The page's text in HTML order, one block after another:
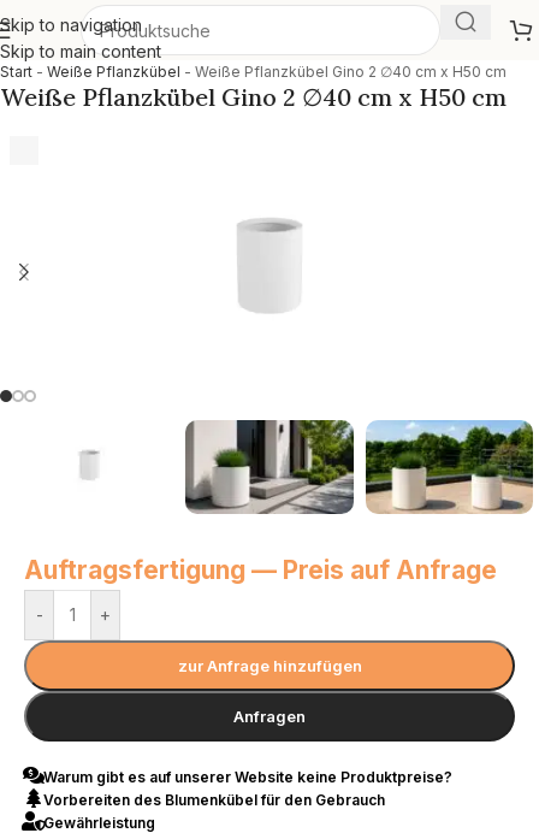
Skip to navigation
Skip to main content
Start - Weiße Pflanzkübel - Weiße Pflanzkübel Gino 2 ∅40 cm x H50 cm
Weiße Pflanzkübel Gino 2 ∅40 cm x H50 cm
Auftragsfertigung — Preis auf Anfrage
- +
zur Anfrage hinzufügen
Anfragen
Warum gibt es auf unserer Website keine Produktpreise?
Vorbereiten des Blumenkübel für den Gebrauch
Gewährleistung